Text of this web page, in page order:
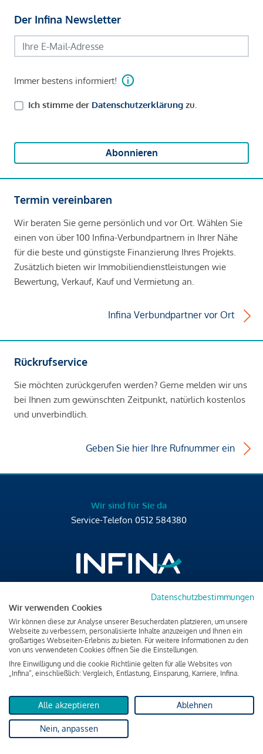
Der Infina Newsletter
Immer bestens informiert!
Ich stimme der Datenschutzerklärung zu.
Abonnieren
Termin vereinbaren
Wir beraten Sie gerne persönlich und vor Ort. Wählen Sie
einen von über 100 Infina-Verbundpartnern in Ihrer Nähe
für die beste und günstigste Finanzierung Ihres Projekts.
Zusätzlich bieten wir Immobiliendienstleistungen wie
Bewertung, Verkauf, Kauf und Vermietung an.
Infina Verbundpartner vor Ort
Rückrufservice
Sie möchten zurückgerufen werden? Gerne melden wir uns
bei Ihnen zum gewünschten Zeitpunkt, natürlich kostenlos
und unverbindlich.
Geben Sie hier Ihre Rufnummer ein
Wir sind für Sie da
Service-Telefon 0512 584380
Brixner Straße 2/4
6020 Innsbruck
T+43 512 584380
office@infina.at
Impressum
Datenschutz & Cookies
Datenschutzbestimmungen
Wir verwenden Cookies
Wir können diese zur Analyse unserer Besucherdaten platzieren, um unsere
Webseite zu verbessern, personalisierte Inhalte anzuzeigen und Ihnen ein
großartiges Webseiten-Erlebnis zu bieten. Für weitere Informationen zu den
von uns verwendeten Cookies öffnen Sie die Einstellungen.
Ihre Einwilligung und die cookie Richtlinie gelten für alle Websites von
„Infina“, einschließlich: Vergleich, Entlastung, Einsparung, Karriere, Infina.
Alle akzeptieren Ablehnen
Nein, anpassen